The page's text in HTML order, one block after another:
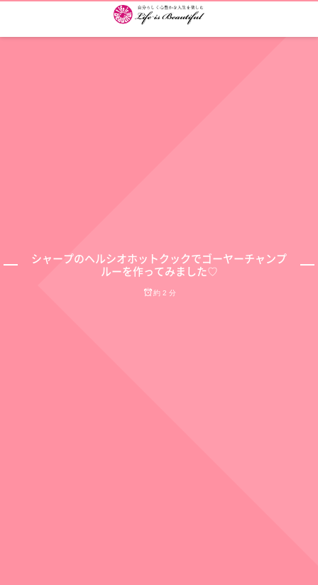
シャープのヘルシオホットクックでゴーヤーチャンプ
ルーを作ってみました♡
約 2 分